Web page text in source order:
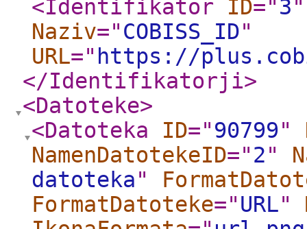
<Identifikator ID="3"
Naziv="COBISS_ID"
URL=" https://
</Identifikatorji>
<Datoteke>
<Datoteka
ID="90799"
NamenDatotekeID="2"
datoteka"
FormatDatoteke="URL"